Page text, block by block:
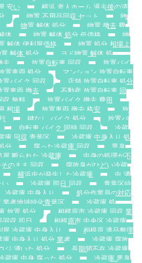
安い
横浜 老人ホーム 退去後の清
物置 不用品回収 セット
物
物置 解体 処分
物置 撤去 費
体 物置 解体 処分 低価格
物
解体 便利屋価格
物置 処分 相場よ
解体 処分
ヨド物置 解体 処
去 放置自転車 回収
放置バイ
置車両 処分
マンション 放置自転車
置バイク 回収
店舗 放置自転車 処分
置車両 撤去
不動産 放置自転車 回
収 無料
放置バイク 撤去 費用
相場
放置車両 撤去 格安
放
鍵なし バイク 処分
放置バ
自転車 バイク 同時 回収
冷蔵
庫 回収 青葉区
冷蔵庫 中身入り 処
分 腐った冷蔵庫 回収
異臭
屋 断られた 冷蔵庫
中身の処理が不
のまま 回収
腐敗臭がひどい冷蔵
横浜虫が発生した冷蔵庫
虫 湧
い
冷蔵庫 即日 回収
青葉区特
冷蔵庫 中身入り
処分作業員の対応
業者地域特化青葉区
冷蔵庫 処
放置 処分
相模原市 冷蔵庫 回収 業
回収 即日
相模原市 中央区 冷蔵庫
屋 冷蔵庫 中身入り
相模原 遺品整理
庫 中身入り 処分 業者
冷蔵庫 腐敗
ジ 湧いた 処分
長期間不在 冷蔵庫
蔵庫 中身 腐った 処分
冷蔵庫 悪臭